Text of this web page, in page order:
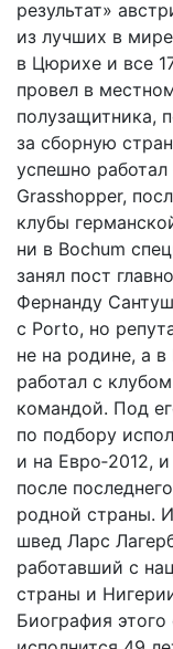
результат»
из лучших в
в Цюрихе и все
провел в
полузащитника,
за сборную
успешно
Grasshopper,
клубы
ни в Bochum
занял пост
Фернанду
с Porto, но
не на родине, а в
работал с
командой. Под
по подбору
и на Евро‑2012,
после
родной страны.
швед Ларс
работавший с
страны и
Биография